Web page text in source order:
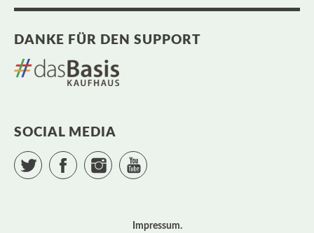
DANKE FÜR DEN SUPPORT
SOCIAL MEDIA
Twitter Facebook Instagram
Impressum